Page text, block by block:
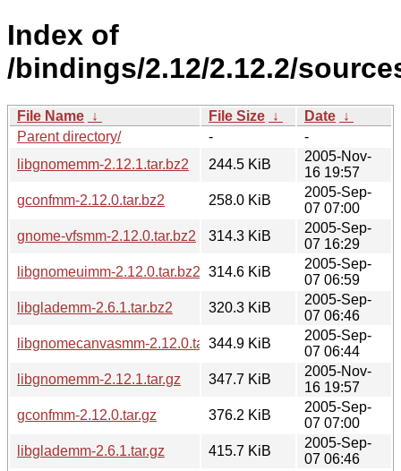
Index of
/bindings/2.12/2.12.2/
File Name ↓ File Size ↓ Date ↓
Parent directory/
-
-
libgnomemm-2.12.1.tar.bz2
244.5 KiB
2005-Nov-
16 19:57
gconfmm-2.12.0.tar.bz2
258.0 KiB
2005-Sep-
07 07:00
gnome-vfsmm-2.12.0.tar.bz2
314.3 KiB
2005-Sep-
07 16:29
libgnomeuimm-2.12.0.tar.bz2 314.6 KiB
2005-Sep-
07 06:59
libglademm-2.6.1.tar.bz2
320.3 KiB
2005-Sep-
07 06:46
libgnomecanvasmm-2.12.0.tar.bz2344.9 KiB
2005-Sep-
07 06:44
libgnomemm-2.12.1.tar.gz
347.7 KiB
2005-Nov-
16 19:57
gconfmm-2.12.0.tar.gz
376.2 KiB
2005-Sep-
07 07:00
libglademm-2.6.1.tar.gz
415.7 KiB
2005-Sep-
07 06:46